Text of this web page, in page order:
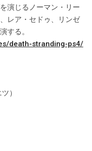
演じるノーマン・リー
レア・セドゥ、リンゼ
する。
death-stranding-ps4/
）